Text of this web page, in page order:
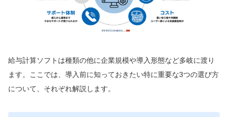
給与計算ソフトは種類の他に企業規模や導入形態など多岐に渡り
ます。ここでは、導入前に知っておきたい特に重要な3つの選び方
について、それぞれ解説します。